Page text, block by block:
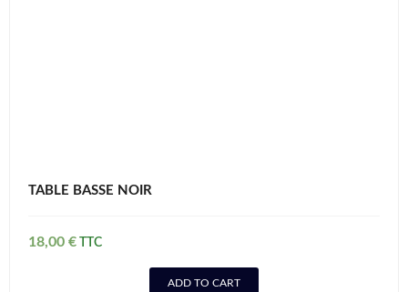
TABLE BASSE NOIR
18,00 €
ADD TO CART